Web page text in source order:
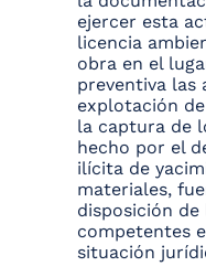
ejercer esta
licencia
obra en el
preventiva las
explotación
la captura de
hecho por el
ilícita de
materiales,
disposición
competentes
situación